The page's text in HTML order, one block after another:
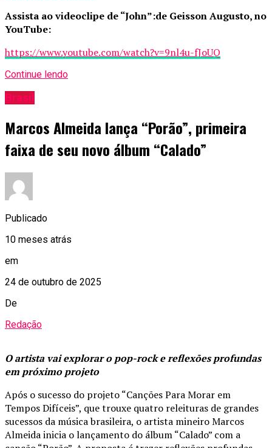
Assista ao videoclipe de “John”:de Geisson Augusto, no
YouTube:
https://www.youtube.com/watch?v=9nl4u-fJoUQ
Continue lendo
Brasil
Marcos Almeida lança “Porão”, primeira
faixa de seu novo álbum “Calado”
Publicado
10 meses atrás
em
24 de outubro de 2025
De
Redação
O artista vai explorar o pop-rock e reflexões profundas
em próximo projeto
Após o sucesso do projeto “Canções Para Morar em
Tempos Difíceis”, que trouxe quatro releituras de grandes
sucessos da música brasileira, o artista mineiro Marcos
Almeida inicia o lançamento do álbum “Calado” com a